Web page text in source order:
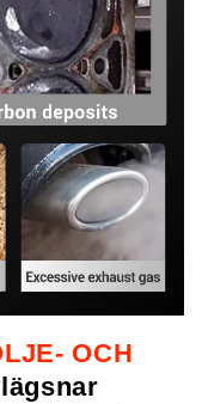
OCH